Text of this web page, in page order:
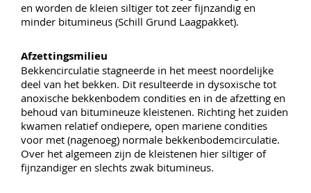
en worden de kleien siltiger tot zeer fijnzandig en
minder bitumineus (Schill Grund Laagpakket).
Afzettingsmilieu
Bekkencirculatie stagneerde in het meest noordelijke
deel van het bekken. Dit resulteerde in dysoxische tot
anoxische bekkenbodem condities en in de afzetting en
behoud van bitumineuze kleistenen. Richting het zuiden
kwamen relatief ondiepere, open mariene condities
voor met (nagenoeg) normale bekkenbodemcirculatie.
Over het algemeen zijn de kleistenen hier siltiger of
fijnzandiger en slechts zwak bitumineus.